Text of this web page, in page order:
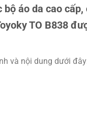
áo da cao
TO B838
và nội dung dưới